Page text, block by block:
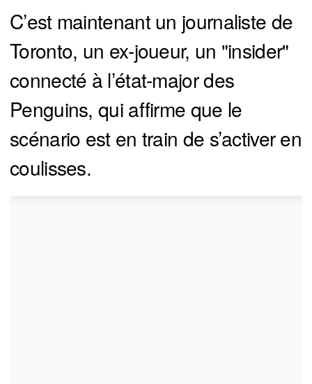
C’est maintenant un journaliste de
Toronto, un ex-joueur, un "insider"
connecté à l’état-major des
Penguins, qui affirme que le
scénario est en train de s’activer en
coulisses.